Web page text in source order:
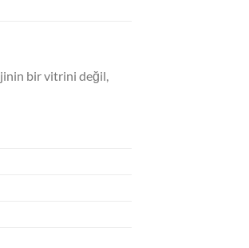
bir vitrini değil,